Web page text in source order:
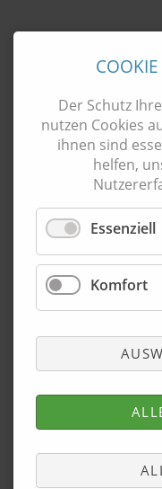
Hörakustik
Hörakustik
Kronberg
Frankfurter Straße 1
61476 Kronberg
Tel.:06173 99 66 580
E-Mail:Hier klicken
Öffnungszeiten:
Weitere Termine nach
Der Schutz
nutzen Cookies
ihnen sind
helfen,
Essenziell
Komfort